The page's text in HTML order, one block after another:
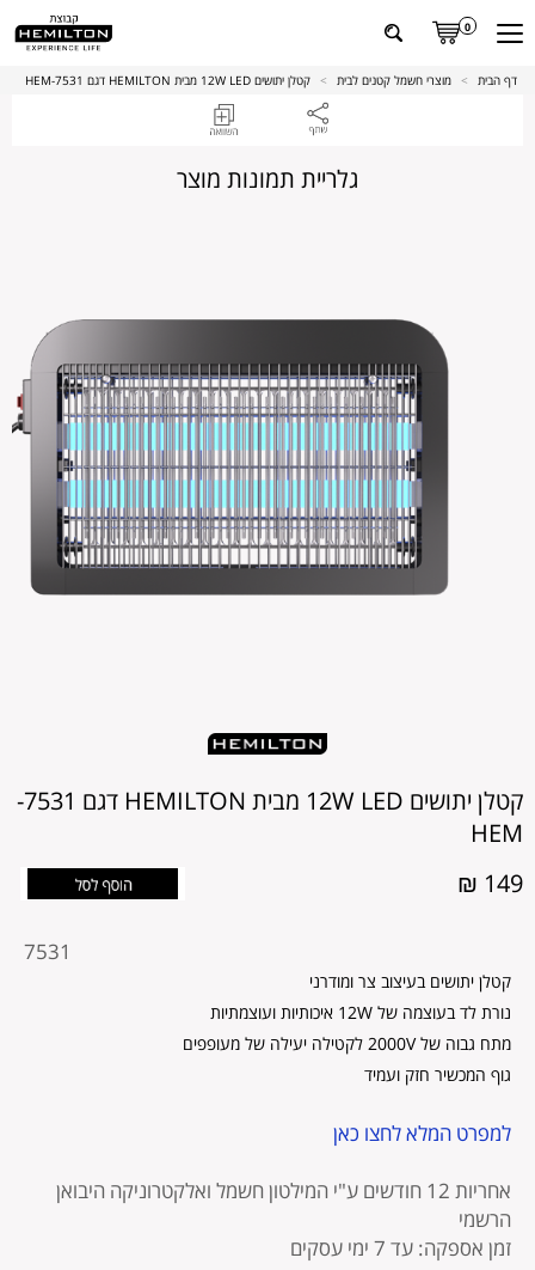
0
דף הבית > מוצרי חשמל קטנים לבית > קטלן יתושים 12W LED מבית HEMILTON דגם 7531-HEM
קטלן יתושים 12W LED מבית HEMILTON דגם 7531-
HEM
149 ₪
7531
מוצר
קטלן יתושים בעיצוב צר ומודרני
נורת לד בעוצמה של 12W איכותיות ועוצמתיות
מתח גבוה של 2000V לקטילה יעילה של מעופפים
גוף המכשיר חזק ועמיד
למפרט המלא לחצו כאן
אחריות 12 חודשים
ע"י המילטון חשמל ואלקטרוניקה היבואן
הרשמי
זמן אספקה: עד 7 ימי עסקים
גלריית תמונות מוצר